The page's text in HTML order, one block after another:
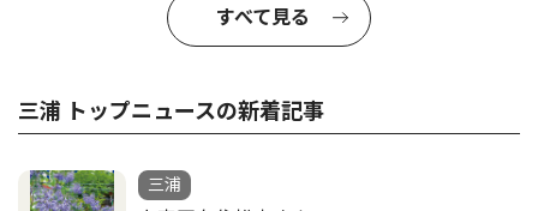
すべて見る
三浦 トップニュースの新着記事
三浦